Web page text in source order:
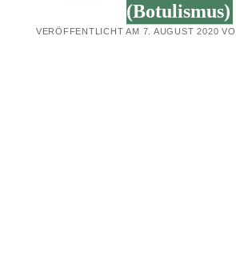
(Botulismus)
VERÖFFENTLICHT AM 7. AUGUST 2020